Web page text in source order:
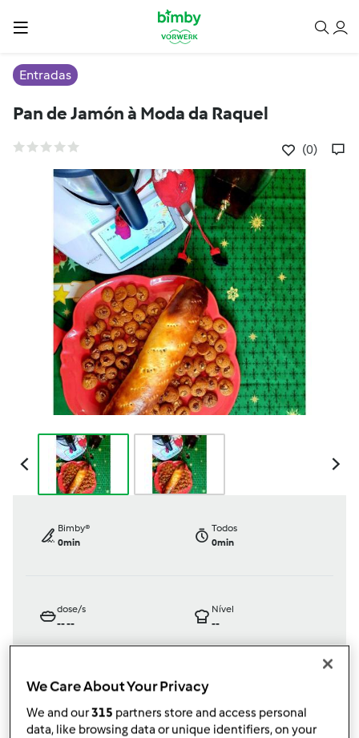
Entradas
Pan de Jamón à Moda da Raquel
(0)
Bimby®
0min
Todos
0min
dose/s
----
Nível
--
Rakelitaog
published: 21.12.2023
alterado: 21.12.2023
We Care About Your Privacy
We and our315 partners store and access personal
data, like browsing data or unique identifiers, on your